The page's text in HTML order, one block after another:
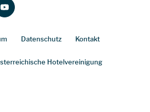
YOUTUBE
Datenschutz Kontakt
Hotelvereinigung